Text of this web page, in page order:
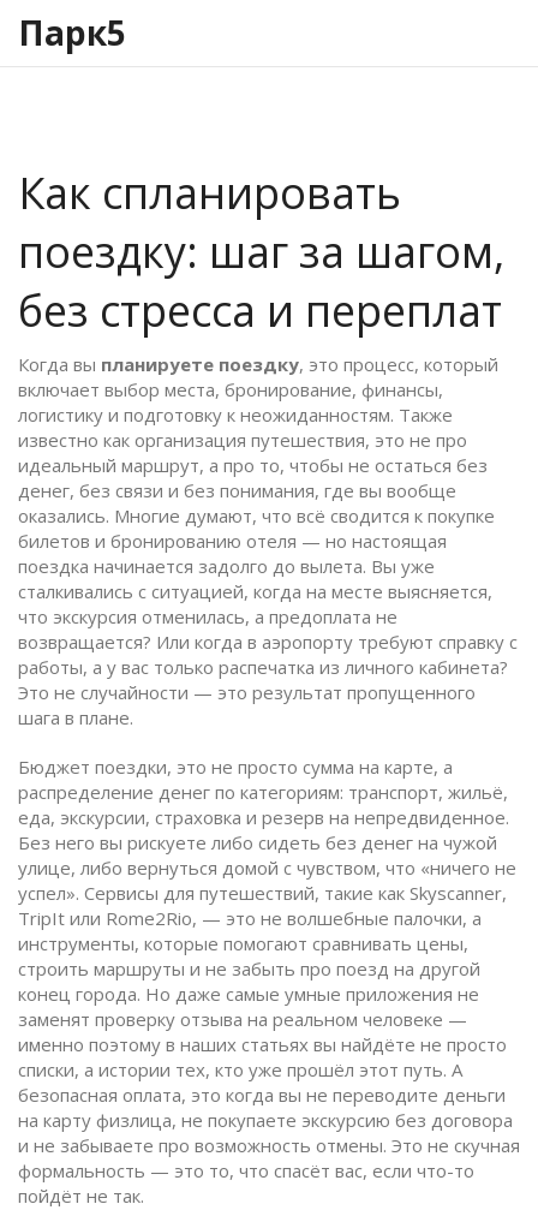
Парк5
Как спланировать
поездку: шаг за шагом,
без стресса и переплат
Когда вы планируете поездку, это процесс, который
включает выбор места, бронирование, финансы,
логистику и подготовку к неожиданностям. Также
известно как организация путешествия, это не про
идеальный маршрут, а про то, чтобы не остаться без
денег, без связи и без понимания, где вы вообще
оказались. Многие думают, что всё сводится к покупке
билетов и бронированию отеля — но настоящая
поездка начинается задолго до вылета. Вы уже
сталкивались с ситуацией, когда на месте выясняется,
что экскурсия отменилась, а предоплата не
возвращается? Или когда в аэропорту требуют справку с
работы, а у вас только распечатка из личного кабинета?
Это не случайности — это результат пропущенного
шага в плане.
Бюджет поездки, это не просто сумма на карте, а
распределение денег по категориям: транспорт, жильё,
еда, экскурсии, страховка и резерв на непредвиденное.
Без него вы рискуете либо сидеть без денег на чужой
улице, либо вернуться домой с чувством, что «ничего не
успел». Сервисы для путешествий, такие как Skyscanner,
TripIt или Rome2Rio, — это не волшебные палочки, а
инструменты, которые помогают сравнивать цены,
строить маршруты и не забыть про поезд на другой
конец города. Но даже самые умные приложения не
заменят проверку отзыва на реальном человеке —
именно поэтому в наших статьях вы найдёте не просто
списки, а истории тех, кто уже прошёл этот путь. А
безопасная оплата, это когда вы не переводите деньги
на карту физлица, не покупаете экскурсию без договора
и не забываете про возможность отмены. Это не скучная
формальность — это то, что спасёт вас, если что-то
пойдёт не так.